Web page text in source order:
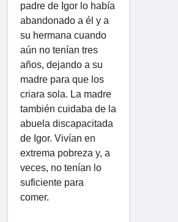
padre de Igor lo había
abandonado a él y a
su hermana cuando
aún no tenían tres
años, dejando a su
madre para que los
criara sola. La madre
también cuidaba de la
abuela discapacitada
de Igor. Vivían en
extrema pobreza y, a
veces, no tenían lo
suficiente para
comer.